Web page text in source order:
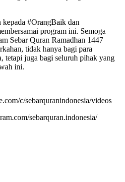
kepada #OrangBaik dan
program ini. Semoga
Sebar Quran Ramadhan 1447
tidak hanya bagi para
tetapi juga bagi seluruh pihak yang
ini.
c/sebarquranindonesia/videos
sebarquran.indonesia/